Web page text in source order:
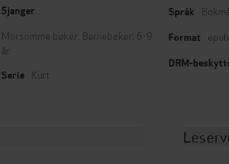
Sjanger
Morsomme bøker Barnebøker 6-9
år
Serie Kurt
Språk
Format epub
DRM-